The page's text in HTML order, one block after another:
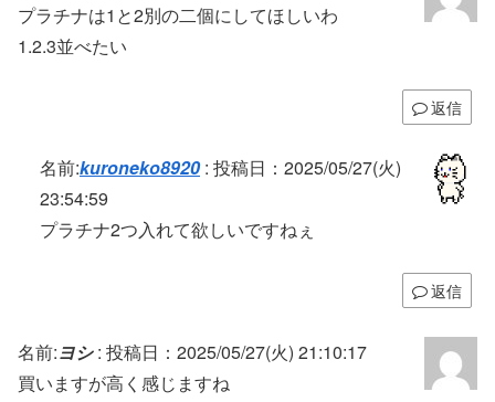
プラチナは1と2別の二個にしてほしいわ
1.2.3並べたい
返信
名前:kuroneko8920: 投稿日：2025/05/27(火)
23:54:59
プラチナ2つ入れて欲しいですねぇ
返信
名前:ヨシ: 投稿日：2025/05/27(火) 21:10:17
買いますが高く感じますね